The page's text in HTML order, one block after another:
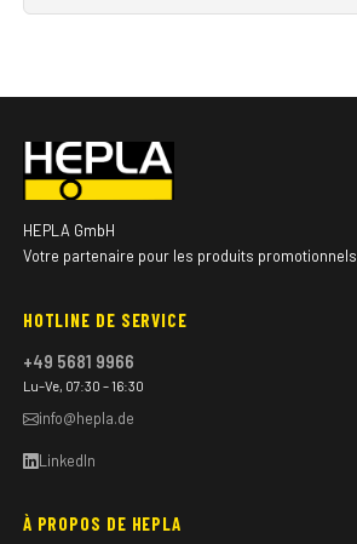
HEPLA GmbH
Votre partenaire pour les produits promotionnels
HOTLINE DE SERVICE
+49 5681 9966
Lu–Ve, 07:30 – 16:30
info@hepla.de
LinkedIn
À PROPOS DE HEPLA